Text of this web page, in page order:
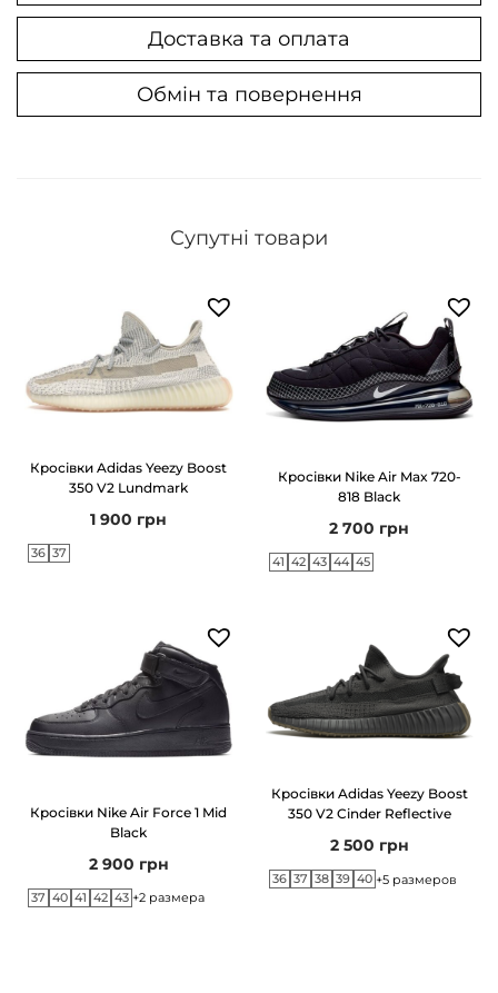
Доставка та оплата
Обмін та повернення
Супутні товари
Кросівки Adidas Yeezy Boost
350 V2 Lundmark
1 900 грн
36 37
Кросівки Nike Air Max 720-
818 Black
2 700 грн
41 42 43 44 45
Кросівки Nike Air Force 1 Mid
Black
2 900 грн
37 40 41 42 43 +2 размера
Кросівки Adidas Yeezy Boost
350 V2 Cinder Reflective
2 500 грн
36 37 38 39 40 +5 размеров